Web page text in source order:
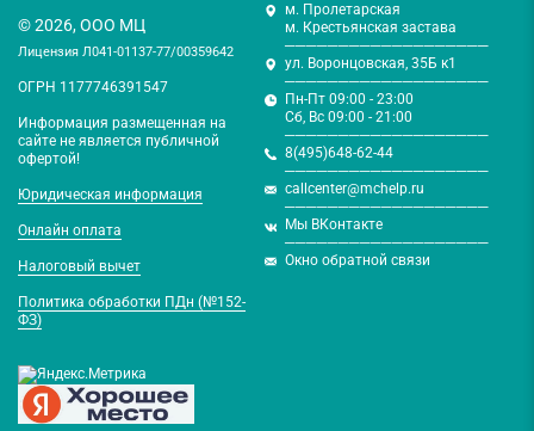
© 2026, ООО МЦ
Лицензия Л041-01137-77/00359642
ОГРН 1177746391547
Информация размещенная на
сайте не является публичной
офертой!
Юридическая информация
Онлайн оплата
Налоговый вычет
Политика обработки ПДн (№152-
ФЗ)
м. Пролетарская
м. Крестьянская застава
───────────────────
ул. Воронцовская, 35Б к1
───────────────────
Пн-Пт 09:00 - 23:00
Сб, Вс 09:00 - 21:00
───────────────────
8(495)648-62-44
───────────────────
callcenter@mchelp.ru
───────────────────
Мы ВКонтакте
───────────────────
Окно обратной связи